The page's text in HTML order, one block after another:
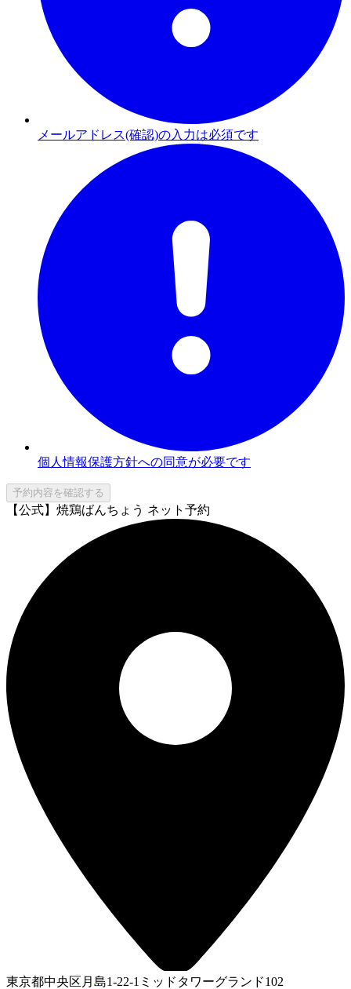
メールアドレス(確認)の入力は必須です
個人情報保護方針への同意が必要です
予約内容を確認する
【公式】焼鶏ばんちょう ネット予約
東京都中央区月島1-22-1ミッドタワーグランド102